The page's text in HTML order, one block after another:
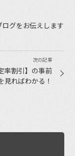
グをお伝えします
率割引】の事前
見ればわかる！